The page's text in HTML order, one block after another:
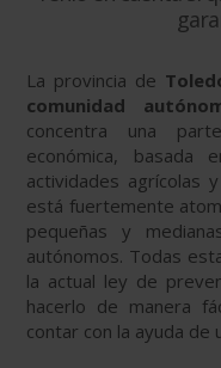
La provincia de
comunidad
concentra una
económica,
actividades agrícolas
está fuertemente
pequeñas y
autónomos. Todas
la actual ley de
hacerlo de manera
contar con la ayuda de